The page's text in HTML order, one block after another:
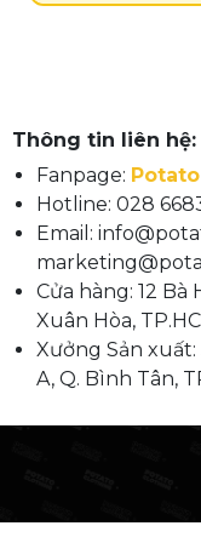
freeship toàn
Thông tin liên hệ:
Fanpage:
Hotline: 028
Email:
Cửa hàng: 12
Xuân Hòa,
Xưởng Sản
A, Q. Bình Tân,